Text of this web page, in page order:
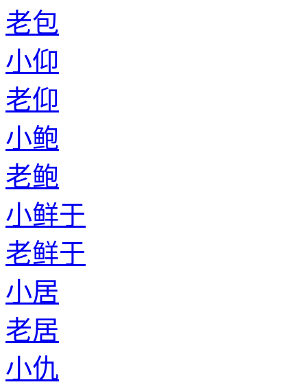
老包
小仰
老仰
小鲍
老鲍
小鲜于
老鲜于
小居
老居
小仇